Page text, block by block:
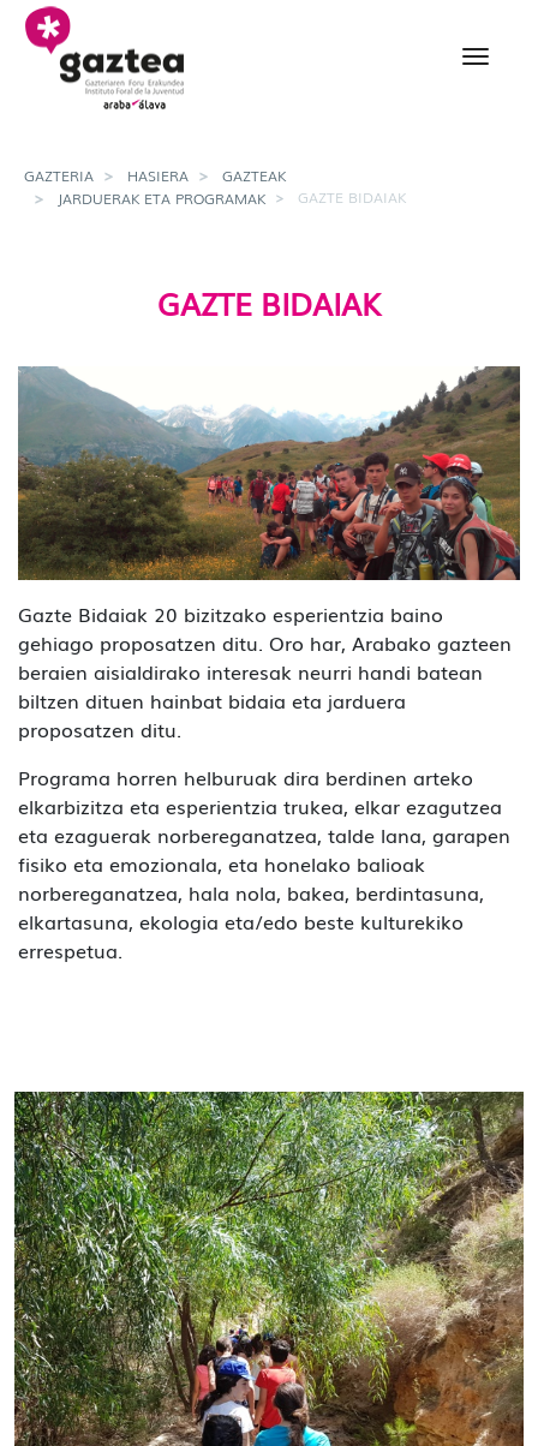
Eduki nagusira joan
Gazte bidaiak -
GAZTERIA HASIERA
GAZTEAK
JARDUERAK ETA PROGRAMAK
GAZTE BIDAIAK
GAZTE BIDAIAK
Gazte Bidaiak 20 bizitzako esperientzia baino
gehiago proposatzen ditu. Oro har, Arabako gazteen
beraien aisialdirako interesak neurri handi batean
biltzen dituen hainbat bidaia eta jarduera
proposatzen ditu.
Programa horren helburuak dira berdinen arteko
elkarbizitza eta esperientzia trukea, elkar ezagutzea
eta ezaguerak norbereganatzea, talde lana, garapen
fisiko eta emozionala, eta honelako balioak
norbereganatzea, hala nola, bakea, berdintasuna,
elkartasuna, ekologia eta/edo beste kulturekiko
errespetua.